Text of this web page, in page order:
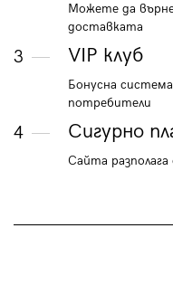
Можете да
доставката
3 VIP клуб
Бонусна
потребители
4 Сигурно
Сайта разполага